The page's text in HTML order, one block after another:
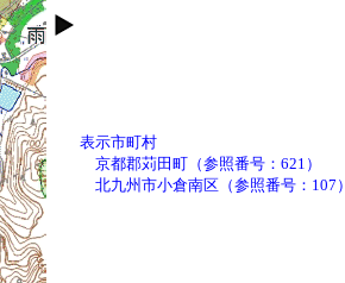
表示市町村
京都郡苅田町（参照番号：621）
北九州市小倉南区（参照番号：107）